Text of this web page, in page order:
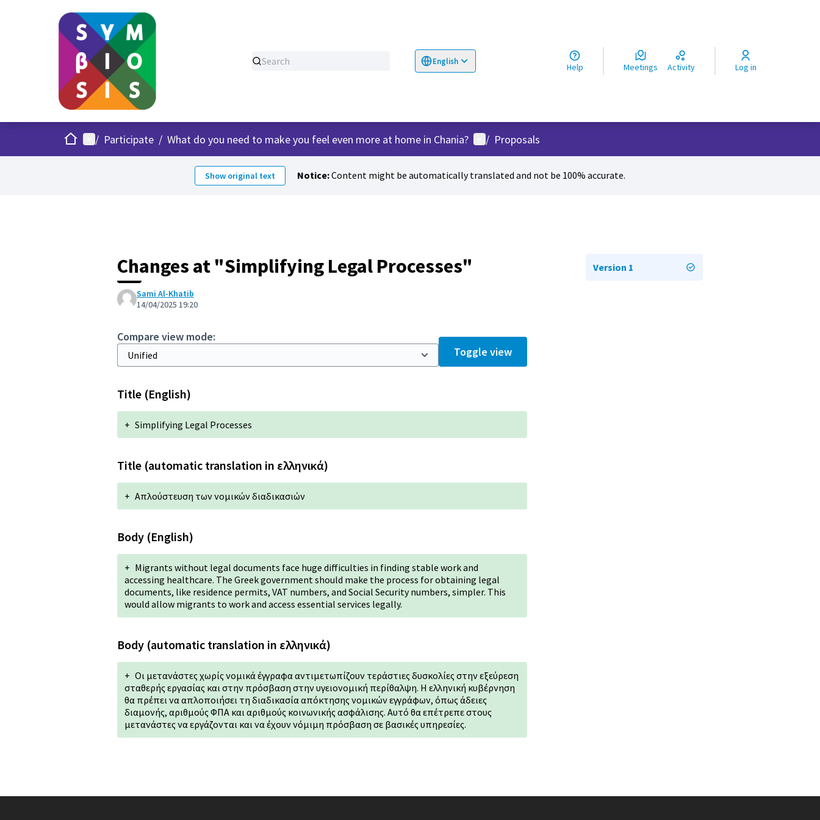
English
Choose language Help Meetings Activity Log in
HomeMain menu
/ Participate / What do you need to make you feel even more at home in Chania? User menu
/ Proposals
Show original text Notice:Content might be automatically translated and not be 100% accurate.
Changes at "Simplifying Legal Processes"
Sami Al-Khatib
14/04/2025 19:20
Compare view mode:
Toggle view
Title (English)
+ Simplifying Legal Processes
Title (automatic translation in ελληνικά)
+ Απλούστευση των νομικών διαδικασιών
Body (English)
+ Migrants without legal documents face huge difficulties in finding stable work and
accessing healthcare. The Greek government should make the process for obtaining legal
documents, like residence permits, VAT numbers, and Social Security numbers, simpler. This
would allow migrants to work and access essential services legally.
Body (automatic translation in ελληνικά)
+ Οι μετανάστες χωρίς νομικά έγγραφα αντιμετωπίζουν τεράστιες δυσκολίες στην εξεύρεση
σταθερής εργασίας και στην πρόσβαση στην υγειονομική περίθαλψη. Η ελληνική κυβέρνηση
θα πρέπει να απλοποιήσει τη διαδικασία απόκτησης νομικών εγγράφων, όπως άδειες
διαμονής, αριθμούς ΦΠΑ και αριθμούς κοινωνικής ασφάλισης. Αυτό θα επέτρεπε στους
μετανάστες να εργάζονται και να έχουν νόμιμη πρόσβαση σε βασικές υπηρεσίες.
Version 1